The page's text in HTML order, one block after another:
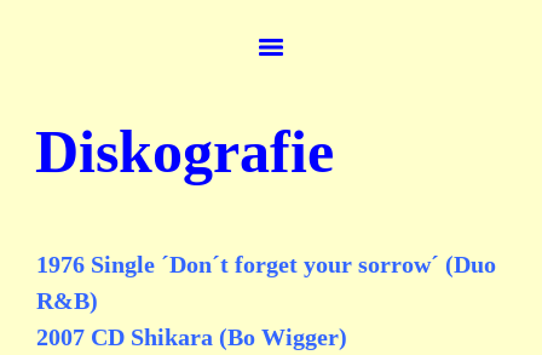
Diskografie
1976 Single ´Don´t forget your sorrow´ (Duo
R&B)
2007 CD Shikara (Bo Wigger)